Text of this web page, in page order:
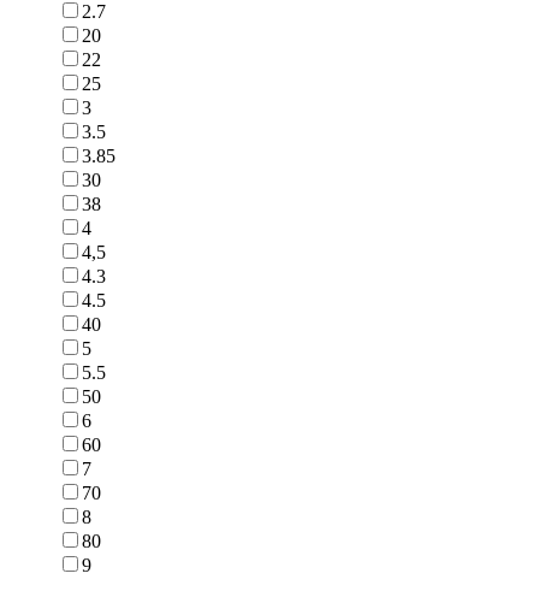
2.7
20
22
25
3
3.5
3.85
30
38
4
4,5
4.3
4.5
40
5
5.5
50
6
60
7
70
8
80
9